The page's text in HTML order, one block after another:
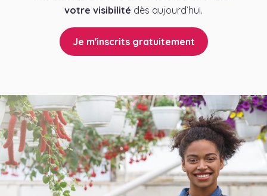
votre visibilité dès aujourd’hui.
Je m'inscrits gratuitement